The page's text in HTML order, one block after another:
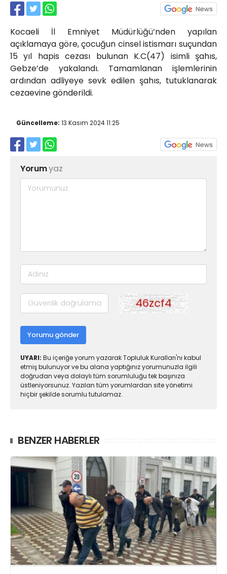
Kocaeli İl Emniyet Müdürlüğü’nden yapılan
açıklamaya göre, çocuğun cinsel istismarı suçundan
15 yıl hapis cezası bulunan K.C(47) isimli şahıs,
Gebze’de yakalandı. Tamamlanan işlemlerinin
ardından adliyeye sevk edilen şahıs, tutuklanarak
cezaevine gönderildi.
Güncelleme: 13 Kasım 2024 11:25
Yorumyaz
Yorumu gönder
UYARI: Bu içeriğe yorum yazarak Topluluk Kuralları'nı kabul
etmiş bulunuyor ve bu alana yaptığınız yorumunuzla ilgili
doğrudan veya dolaylı tüm sorumluluğu tek başınıza
üstleniyorsunuz. Yazılan tüm yorumlardan site yönetimi
hiçbir şekilde sorumlu tutulamaz.
BENZER HABERLER
Akkavaklar Caddesi No:17/4 İzmit-
KOCAELİ
kocaelisokak@gmail.com